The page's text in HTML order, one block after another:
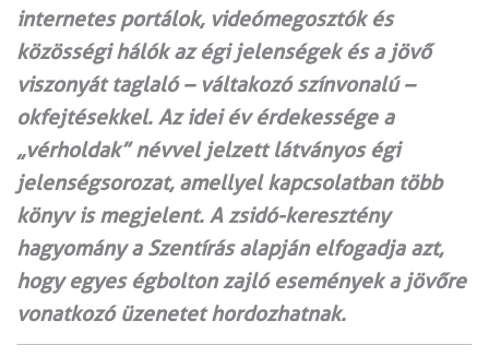
internetes portálok, videómegosztók és
közösségi hálók az égi jelenségek és a jövő
viszonyát taglaló – váltakozó színvonalú –
okfejtésekkel. Az idei év érdekessége a
„vérholdak” névvel jelzett látványos égi
jelenségsorozat, amellyel kapcsolatban több
könyv is megjelent. A zsidó-keresztény
hagyomány a Szentírás alapján elfogadja azt,
hogy egyes égbolton zajló események a jövőre
vonatkozó üzenetet hordozhatnak.